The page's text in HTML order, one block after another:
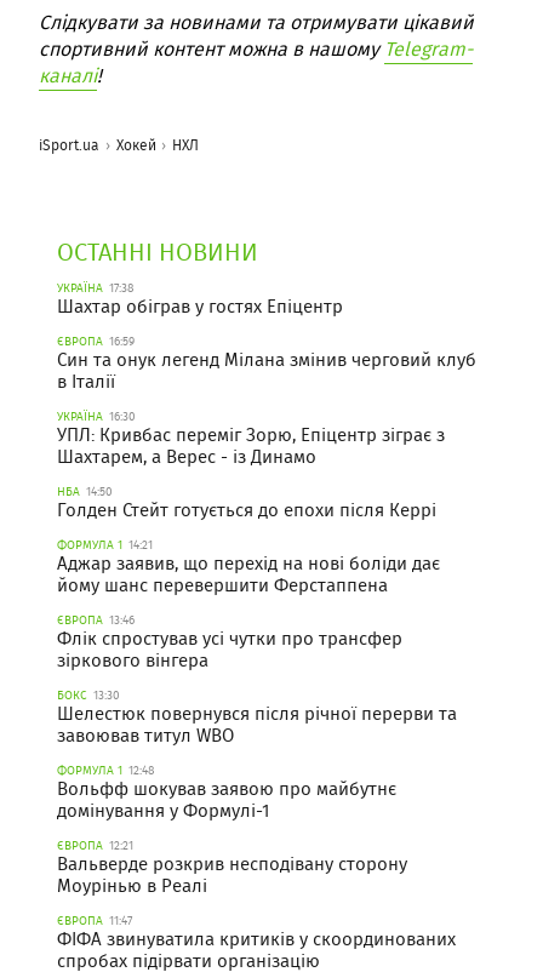
Слідкувати за новинами та отримувати цікавий
спортивний контент можна в нашомуTelegram-
каналі!
iSport.ua Хокей НХЛ
ОСТАННІ НОВИНИ
УКРАЇНА 17:38
Шахтар обіграв у гостях Епіцентр
ЄВРОПА 16:59
Син та онук легенд Мілана змінив черговий клуб
в Італії
УКРАЇНА 16:30
УПЛ: Кривбас переміг Зорю, Епіцентр зіграє з
Шахтарем, а Верес - із Динамо
НБА 14:50
Голден Стейт готується до епохи після Керрі
ФОРМУЛА 1 14:21
Аджар заявив, що перехід на нові боліди дає
йому шанс перевершити Ферстаппена
ЄВРОПА 13:46
Флік спростував усі чутки про трансфер
зіркового вінгера
БОКС 13:30
Шелестюк повернувся після річної перерви та
завоював титул WBO
ФОРМУЛА 1 12:48
Вольфф шокував заявою про майбутнє
домінування у Формулі-1
ЄВРОПА 12:21
Вальверде розкрив несподівану сторону
Моурінью в Реалі
ЄВРОПА 11:47
ФІФА звинуватила критиків у скоординованих
спробах підірвати організацію